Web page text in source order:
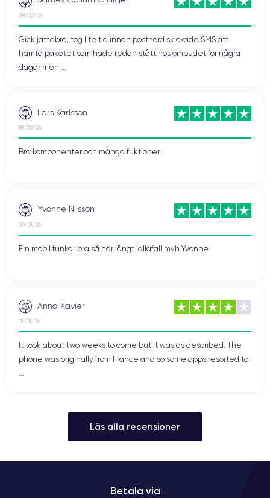
28/02/26
Gick jättebra, tog lite tid innan postnord skickade SMS att
hämta paketet som hade redan stått hos ombudet för några
dagar men ...
Lars Karlsson
18/02/26
Bra komponenter och många fuktioner
Yvonne Nilsson
30/01/26
Fin mobil funkar bra så här långt iallafall mvh Yvonne
Anna Xavier
21/01/26
It took about two weeks to come but it was as described. The
phone was originally from France and so some apps resorted to
...
Läs alla recensioner
Betala via